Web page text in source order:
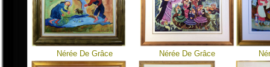
Nérée De Grâce Nérée De Grâce